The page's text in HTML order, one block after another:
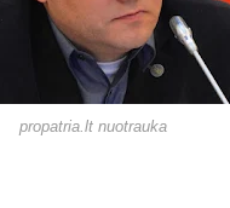
propatria.lt nuotrauka